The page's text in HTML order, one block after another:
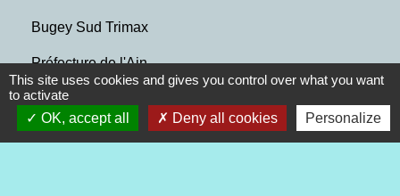
Bugey Sud Trimax
Préfecture de l'Ain
Mentions légales - Politique de confidentialité -
This site uses cookies and gives you control over what you want
to activate
OK, accept all
Deny all cookies Personalize